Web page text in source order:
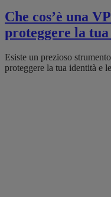
Che cos’è una
proteggere la
Esiste un prezioso
proteggere la tua identità e